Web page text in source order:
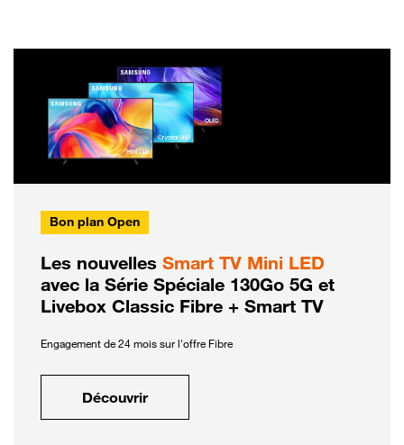
Bon plan Open
Les nouvelles Smart TV Mini LED
avec la Série Spéciale 130Go 5G et
Livebox Classic Fibre + Smart TV
Engagement de 24 mois sur l'offre Fibre
Découvrir